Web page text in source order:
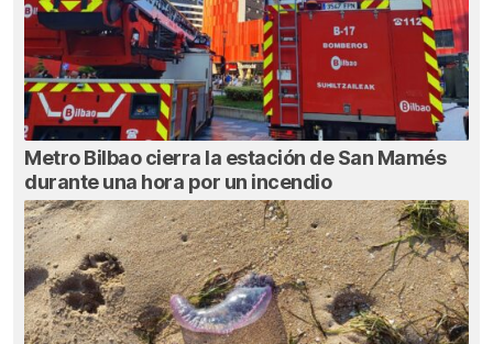
Metro Bilbao cierra la estación de San Mamés
durante una hora por un incendio